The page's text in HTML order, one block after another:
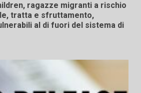
ragazze migranti a rischio
tratta e sfruttamento,
al di fuori del sistema di